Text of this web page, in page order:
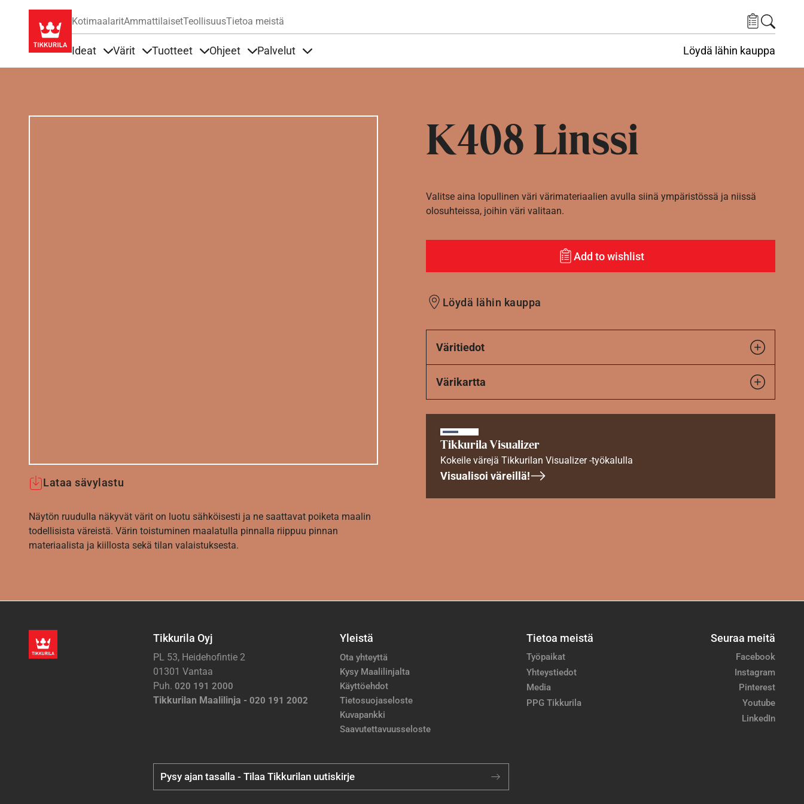
KotimaalaritAmmattilaisetTeollisuusTietoa meistä
Ideat Värit Tuotteet Ohjeet Palvelut Löydä lähin kauppa
K408 Linssi
Lataa sävylastu
Näytön ruudulla näkyvät värit on luotu sähköisesti ja ne saattavat poiketa maalin
todellisista väreistä. Värin toistuminen maalatulla pinnalla riippuu pinnan
materiaalista ja kiillosta sekä tilan valaistuksesta.
Valitse aina lopullinen väri värimateriaalien avulla siinä ympäristössä ja niissä
olosuhteissa, joihin väri valitaan.
Add to wishlist
Löydä lähin kauppa
Väritiedot
Värikartta
Tikkurila Visualizer
Kokeile värejä Tikkurilan Visualizer -työkalulla
Visualisoi väreillä!
Tikkurila Oyj
PL 53, Heidehofintie 2
01301 Vantaa
Puh. 020 191 2000
Tikkurilan Maalilinja - 020 191 2002
Yleistä
Ota yhteyttä
Kysy Maalilinjalta
Käyttöehdot
Tietosuojaseloste
Kuvapankki
Saavutettavuusseloste
Tietoa meistä
Työpaikat
Yhteystiedot
Media
PPG Tikkurila
Seuraa meitä
Facebook
Instagram
Pinterest
Youtube
LinkedIn
Pysy ajan tasalla - Tilaa Tikkurilan uutiskirje